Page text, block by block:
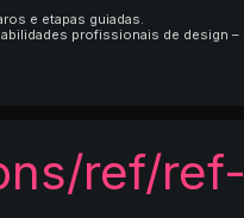
e etapas guiadas.
profissionais de design –
ref/ref-